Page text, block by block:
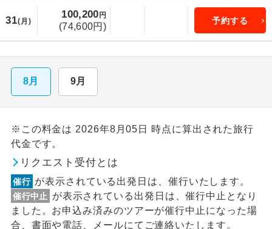
31(月)
100,200 円
(74,600円)
予約する
8月 9月
※この料金は 2026年8月05日 時点に算出された旅行
代金です。
リクエスト受付とは
催行 が表示されている出発日は、催行いたします。
催行中止
が表示されている出発日は、催行中止となり
ました。お申込み済みのツアーが催行中止になった場
合、書面や電話、メールにてご連絡いたします。